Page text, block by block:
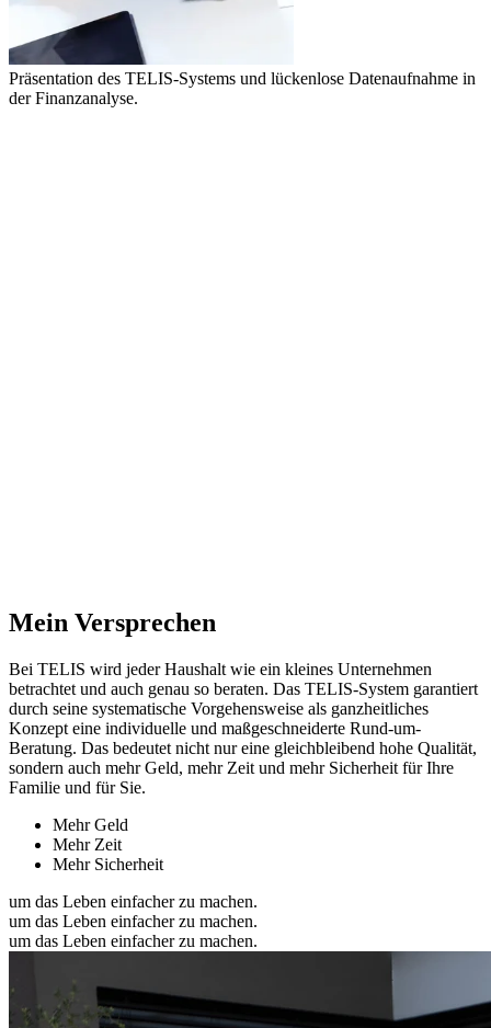
Präsentation des TELIS-Systems und lückenlose Datenaufnahme in
der Finanzanalyse.
Mein Versprechen
Bei TELIS wird jeder Haushalt wie ein kleines Unternehmen
betrachtet und auch genau so beraten. Das TELIS-System garantiert
durch seine systematische Vorgehensweise als ganzheitliches
Konzept eine individuelle und maßgeschneiderte Rund-um-
Beratung. Das bedeutet nicht nur eine gleichbleibend hohe Qualität,
sondern auch mehr Geld, mehr Zeit und mehr Sicherheit für Ihre
Familie und für Sie.
Mehr Geld
Mehr Zeit
Mehr Sicherheit
um das Leben einfacher zu machen.
um das Leben einfacher zu machen.
um das Leben einfacher zu machen.